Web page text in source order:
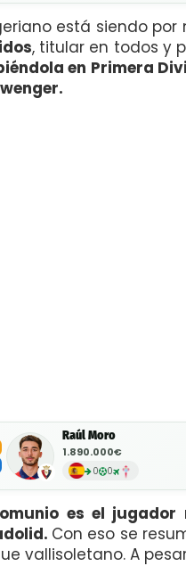
está siendo
, titular en todos y
en Primera
Raúl Moro
1.890.000€
0 0
es el
Con eso se
vallisoletano. A